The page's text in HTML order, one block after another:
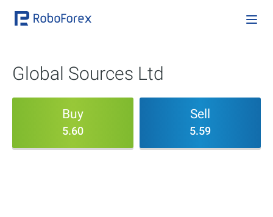
Global Sources Ltd
Buy
5.60
Sell
5.59